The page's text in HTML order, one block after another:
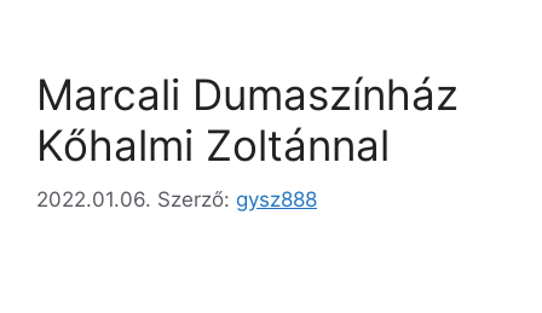
Marcali Dumaszínház
Kőhalmi Zoltánnal
2022.01.06. Szerző: gysz888